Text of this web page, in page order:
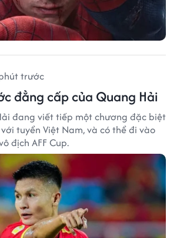
trước
đẳng cấp của Quang Hải
đang viết tiếp một chương đặc biệt
tuyển Việt Nam, và có thể đi vào
địch AFF Cup.